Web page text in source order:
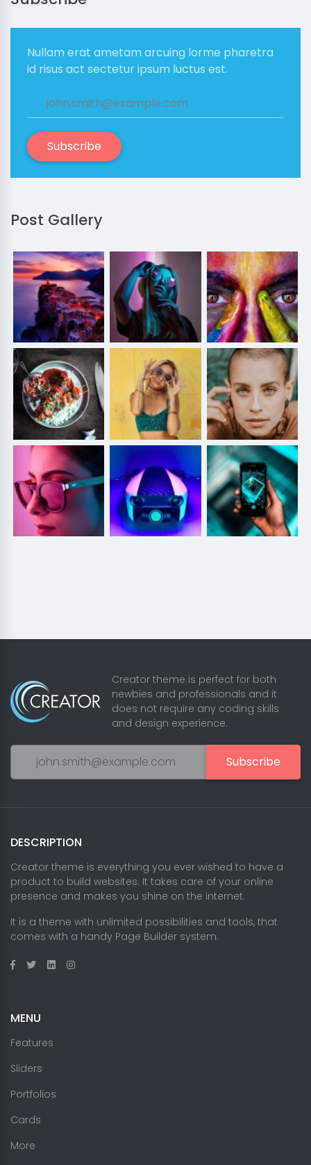
Nullam erat ametam arcuing lorme pharetra
id risus act sectetur ipsum luctus est.
Subscribe
Post Gallery
Creator theme is perfect for both
newbies and professionals and it
does not require any coding skills
and design experience.
Subscribe
DESCRIPTION
Creator theme is everything you ever wished to have a
product to build websites. It takes care of your online
presence and makes you shine on the internet.
It is a theme with unlimited possibilities and tools, that
comes with a handy Page Builder system.
MENU
Features
Sliders
Portfolios
Cards
More